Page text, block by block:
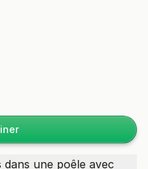
une poêle avec